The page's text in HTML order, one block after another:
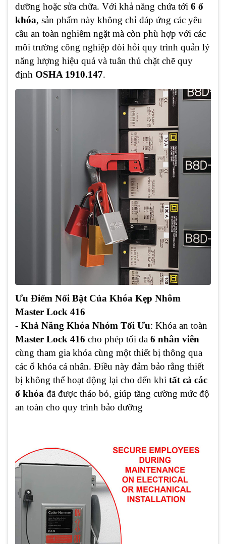
dưỡng hoặc sửa chữa. Với khả năng chứa tới 6 ổ
khóa, sản phẩm này không chỉ đáp ứng các yêu
cầu an toàn nghiêm ngặt mà còn phù hợp với các
môi trường công nghiệp đòi hỏi quy trình quản lý
năng lượng hiệu quả và tuân thủ chặt chẽ quy
định OSHA 1910.147.
Ưu Điểm Nổi Bật Của Khóa Kẹp Nhôm
Master Lock 416
- Khả Năng Khóa Nhóm Tối Ưu: Khóa an toàn
Master Lock 416 cho phép tối đa 6 nhân viên
cùng tham gia khóa cùng một thiết bị thông qua
các ổ khóa cá nhân. Điều này đảm bảo rằng thiết
bị không thể hoạt động lại cho đến khi tất cả các
ổ khóa đã được tháo bỏ, giúp tăng cường mức độ
an toàn cho quy trình bảo dưỡng